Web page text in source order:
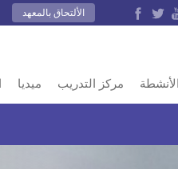
الألتحاق بالمعهد
الأنشطة مركز التدريب ميديا